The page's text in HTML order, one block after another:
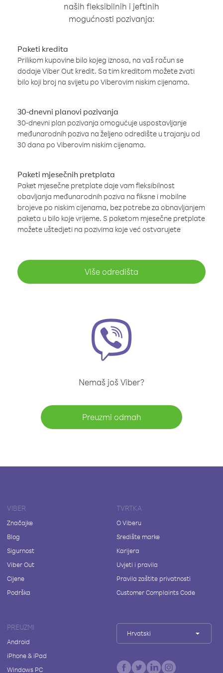
naših fleksibilnih i jeftinih
mogućnosti pozivanja:
Paketi kredita
Prilikom kupovine bilo kojeg iznosa, na vaš račun se
dodaje Viber Out kredit. Sa tim kreditom možete zvati
bilo koji broj na svijetu po Viberovim niskim cijenama.
30-dnevni planovi pozivanja
30-dnevni plan pozivanja omogućuje uspostavljanje
međunarodnih poziva na željeno odredište u trajanju od
30 dana po Viberovim niskim cijenama.
Paketi mjesečnih pretplata
Paket mjesečne pretplate daje vam fleksibilnost
obavljanja međunarodnih poziva na fiksne i mobilne
brojeve po niskim cijenama, bez potrebe za obnavljanjem
paketa u bilo koje vrijeme. S paketom mjesečne pretplate
možete uštedjeti na pozivima koje već ostvarujete
Više odredišta
Nemaš još Viber?
Preuzmi odmah
VIBER
Značajke
Blog
Sigurnost
Viber Out
Cijene
Podrška
TVRTKA
O Viberu
Središte marke
Karijera
Uvjeti i pravila
Pravila zaštite privatnosti
Customer Complaints Code
PREUZMI
Android
iPhone & iPad
Windows PC
Hrvatski